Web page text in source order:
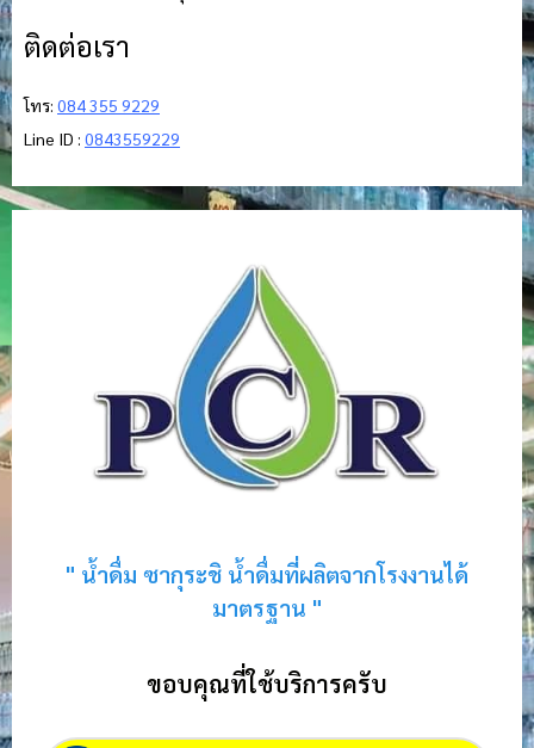
ติดต่อเรา
โทร: 084 355 9229
Line ID : 0843559229
" น้ำดื่ม ซากุระชิ น้ำดื่มที่ผลิตจากโรงงานได้
มาตรฐาน "
ขอบคุณที่ใช้บริการครับ